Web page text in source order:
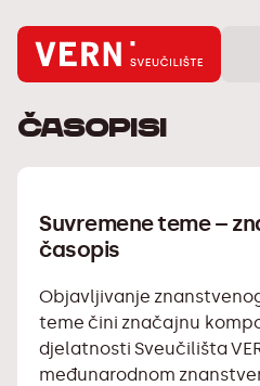
Časopisi
Suvremene teme –
časopis
Objavljivanje
teme čini značajnu
djelatnosti Sveučilišta
međunarodnom